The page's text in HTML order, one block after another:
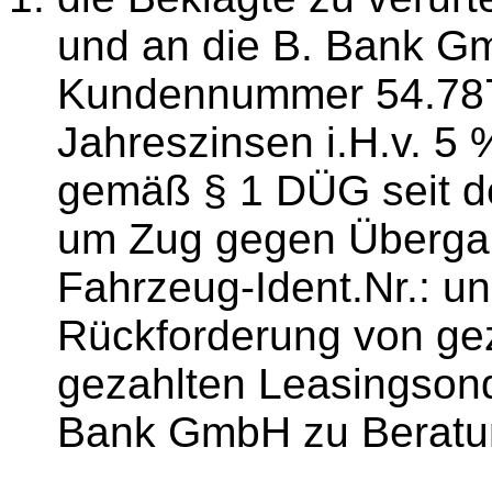
und an die B. Bank
Kundennummer
Jahreszinsen i.H.v. 5
gemäß § 1 DÜG seit
um Zug gegen
Fahrzeug-Ident.Nr.:
Rückforderung von
gezahlten
Bank GmbH zu